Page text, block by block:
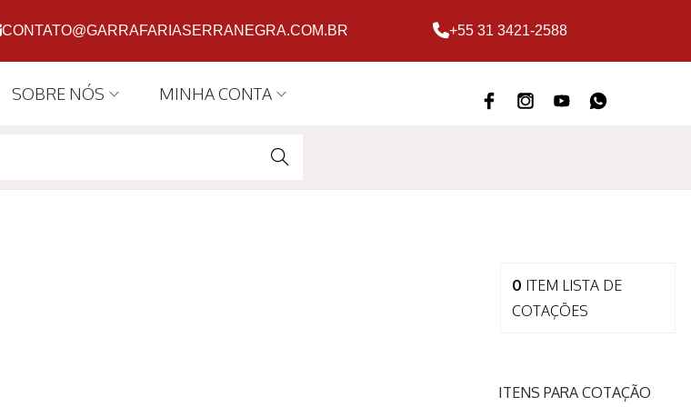
CONTATO@GARRAFARIASERRANEGRA.COM.BR +55 31 3421-2588
SOBRE NÓS MINHA CONTA
SEARC
0 ITEM LISTA DE
COTAÇÕES
ITENS PARA COTAÇÃO